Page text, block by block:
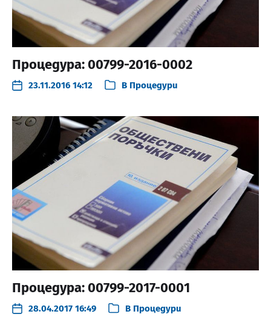
Процедура: 00799-2016-0002
23.11.2016 14:12 В Процедури
Процедура: 00799-2017-0001
28.04.2017 16:49 В Процедури